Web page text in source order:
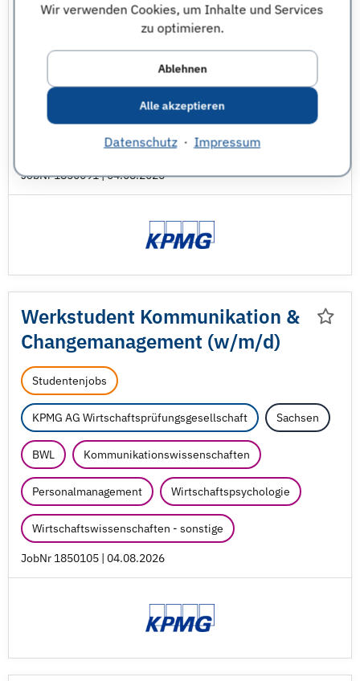
Wir verwenden Cookies, um Inhalte und Services
zu optimieren.
Ablehnen
Alle akzeptieren
Datenschutz· Impressum
Magdeburg
Steuern
Wirtschaftswissenschaften - sonstige
JobNr 1850091 | 04.08.2026
Werkstudent Kommunikation &
Changemanagement (w/m/d)
Studentenjobs
KPMG AG Wirtschaftsprüfungsgesellschaft Sachsen
BWL Kommunikationswissenschaften
Personalmanagement Wirtschaftspsychologie
Wirtschaftswissenschaften - sonstige
JobNr 1850105 | 04.08.2026